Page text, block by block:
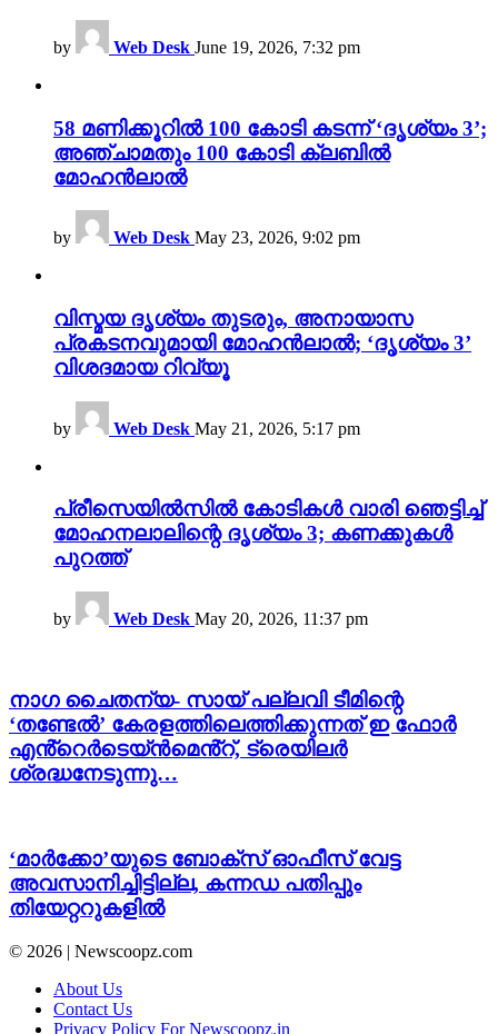
by Web Desk June 19, 2026, 7:32 pm
58 മണിക്കൂറിൽ 100 കോടി കടന്ന് ‘ദൃശ്യം 3’;
അഞ്ചാമതും 100 കോടി ക്ലബിൽ
മോഹൻലാൽ
by Web Desk May 23, 2026, 9:02 pm
വിസ്മയ ദൃശ്യം തുടരും, അനായാസ
പ്രകടനവുമായി മോഹൻലാൽ; ‘ദൃശ്യം 3’
വിശദമായ റിവ്യൂ
by Web Desk May 21, 2026, 5:17 pm
പ്രീസെയിൽസിൽ കോടികൾ വാരി ഞെട്ടിച്ച്
മോഹനലാലിന്റെ ദൃശ്യം 3; കണക്കുകൾ
പുറത്ത്
by Web Desk May 20, 2026, 11:37 pm
നാഗ ചൈതന്യ- സായ് പല്ലവി ടീമിന്റെ
‘തണ്ടേൽ’ കേരളത്തിലെത്തിക്കുന്നത് ഇ ഫോർ
എൻ്റെർടെയ്ൻമെൻ്റ്, ട്രെയിലർ
ശ്രദ്ധനേടുന്നു…
‘മാർക്കോ’യുടെ ബോക്സ് ഓഫീസ് വേട്ട
അവസാനിച്ചിട്ടില്ല, കന്നഡ പതിപ്പും
തിയേറ്ററുകളിൽ
© 2026 | Newscoopz.com
About Us
Contact Us
Privacy Policy For Newscoopz.in